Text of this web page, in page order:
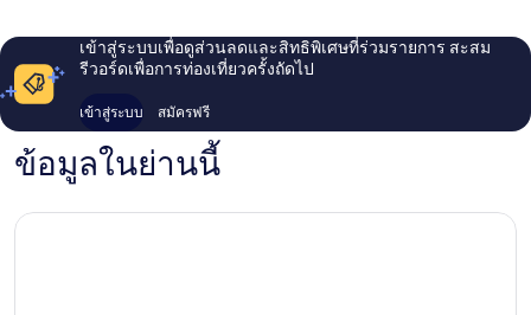
เข้าสู่ระบบเพื่อดูส่วนลดและสิทธิพิเศษที่ร่วมรายการ สะสม
รีวอร์ดเพื่อการท่องเที่ยวครั้งถัดไป
เข้าสู่ระบบ สมัครฟรี
ข้อมูลในย่านนี้